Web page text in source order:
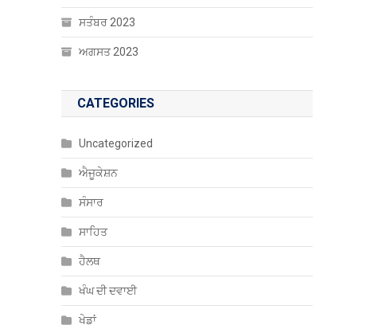
ਸਤੰਬਰ 2023
ਅਗਸਤ 2023
CATEGORIES
Uncategorized
ਐਜੂਕੇਸ਼ਨ
ਸੰਸਾਰ
ਸਾਹਿਤ
ਹੈਲਥ
ਖੰਘ ਦੀ ਦਵਾਈ
ਖੇਡਾਂ